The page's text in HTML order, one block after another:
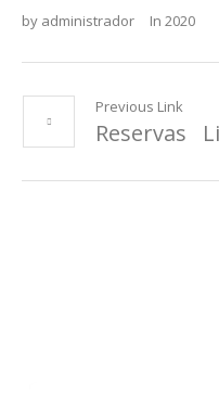
by administrador In 2020
Previous Link
Reservas